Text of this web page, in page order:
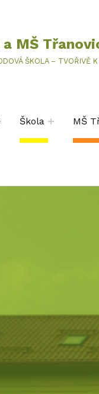
a MŠ
ŠKOLA – TVOŘIVĚ
Škola MŠ